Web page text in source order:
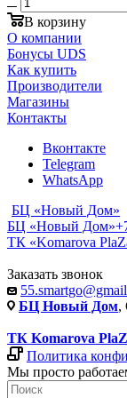
В корзину
О компании
Бонусы UDS
Как купить
Производители
Магазины
Контакты
Вконтакте
Telegram
WhatsApp
БЦ «Новый Дом»
БЦ «Новый Дом»
ТК «Komarova
Заказать звонок
БЦ Новый Дом,
ТК Komarova
Политика
Мы просто